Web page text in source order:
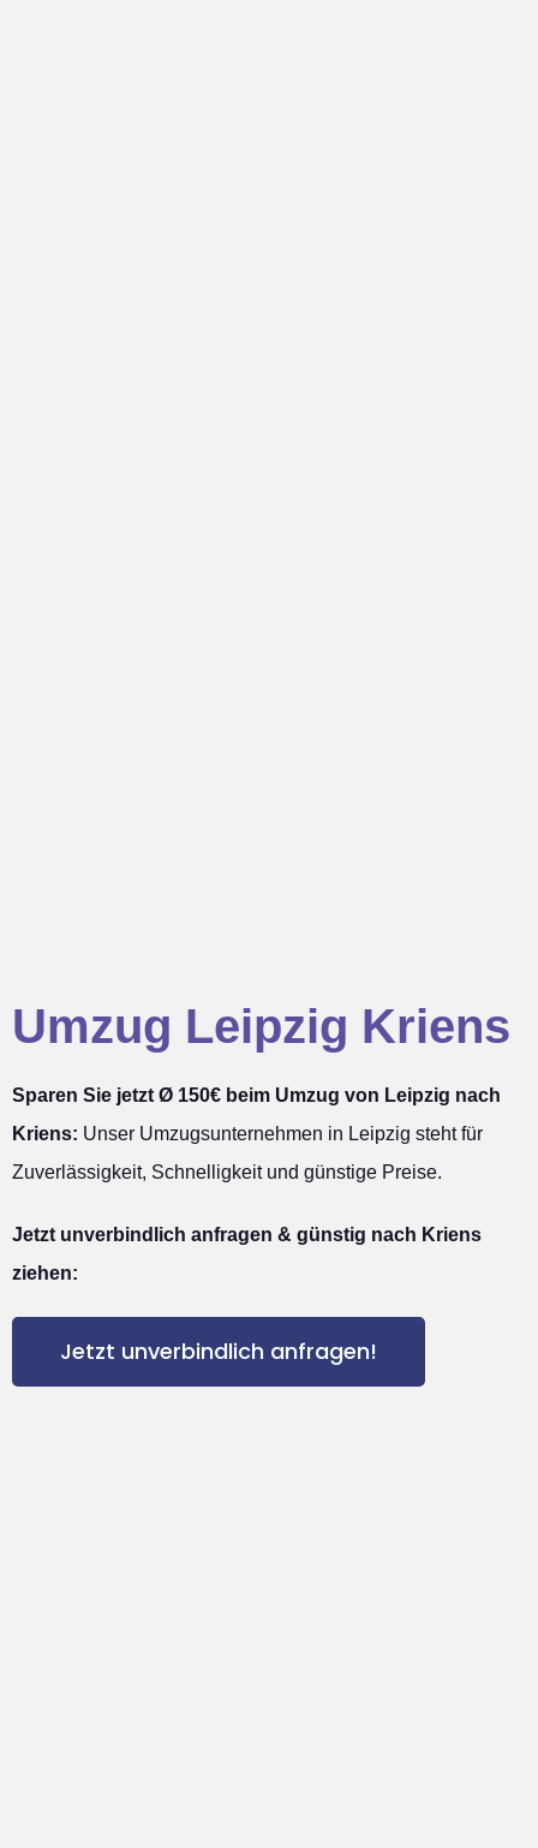
Umzug Leipzig Kriens
Sparen Sie jetzt Ø 150€ beim Umzug von Leipzig nach
Kriens: Unser Umzugsunternehmen in Leipzig steht für
Zuverlässigkeit, Schnelligkeit und günstige Preise.
Jetzt unverbindlich anfragen & günstig nach Kriens
ziehen:
Jetzt unverbindlich anfragen!